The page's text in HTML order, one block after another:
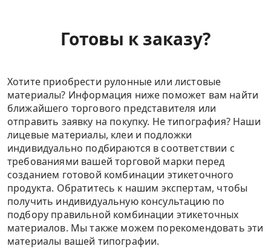
Готовы к заказу?
Хотите приобрести рулонные или листовые
материалы? Информация ниже поможет вам найти
ближайшего торгового представителя или
отправить заявку на покупку. Не типография? Наши
лицевые материалы, клеи и подложки
индивидуально подбираются в соответствии с
требованиями вашей торговой марки перед
созданием готовой комбинации этикеточного
продукта. Обратитесь к нашим экспертам, чтобы
получить индивидуальную консультацию по
подбору правильной комбинации этикеточных
материалов. Мы также можем порекомендовать эти
материалы вашей типографии.